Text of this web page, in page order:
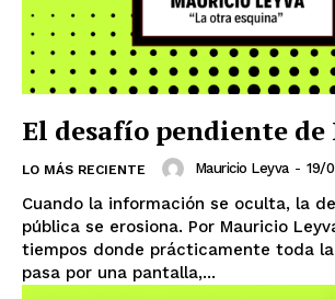
SUSCRIBIRSE
Estados
El desafío pendiente de
LO MÁS RECIENTE Mauricio Leyva - 19/
Cuando la información se oculta, la
pública se erosiona. Por Mauricio Leyva Castrejón En
tiempos donde prácticamente toda
pasa por una pantalla,...